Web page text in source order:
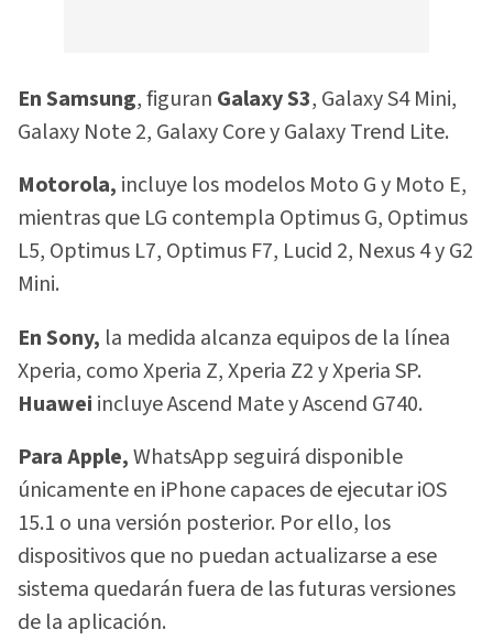
En Samsung, figuran Galaxy S3, Galaxy S4 Mini,
Galaxy Note 2, Galaxy Core y Galaxy Trend Lite.
Motorola, incluye los modelos Moto G y Moto E,
mientras que LG contempla Optimus G, Optimus
L5, Optimus L7, Optimus F7, Lucid 2, Nexus 4 y G2
Mini.
En Sony, la medida alcanza equipos de la línea
Xperia, como Xperia Z, Xperia Z2 y Xperia SP.
Huawei incluye Ascend Mate y Ascend G740.
Para Apple,WhatsApp seguirá disponible
únicamente en iPhone capaces de ejecutar iOS
15.1 o una versión posterior. Por ello, los
dispositivos que no puedan actualizarse a ese
sistema quedarán fuera de las futuras versiones
de la aplicación.